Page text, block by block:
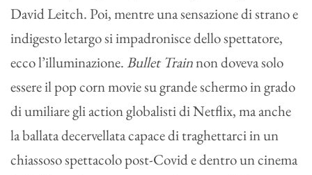
David Leitch. Poi, mentre una sensazione di strano e
indigesto letargo si impadronisce dello spettatore,
ecco l’illuminazione.Bullet Trainnon doveva solo
essere il pop corn movie su grande schermo in grado
di umiliare gli action globalisti di Netflix, ma anche
la ballata decervellata capace di traghettarci in un
chiassoso spettacolo post-Covid e dentro un cinema